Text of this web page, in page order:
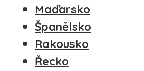
Maďarsko
Španělsko
Rakousko
Řecko